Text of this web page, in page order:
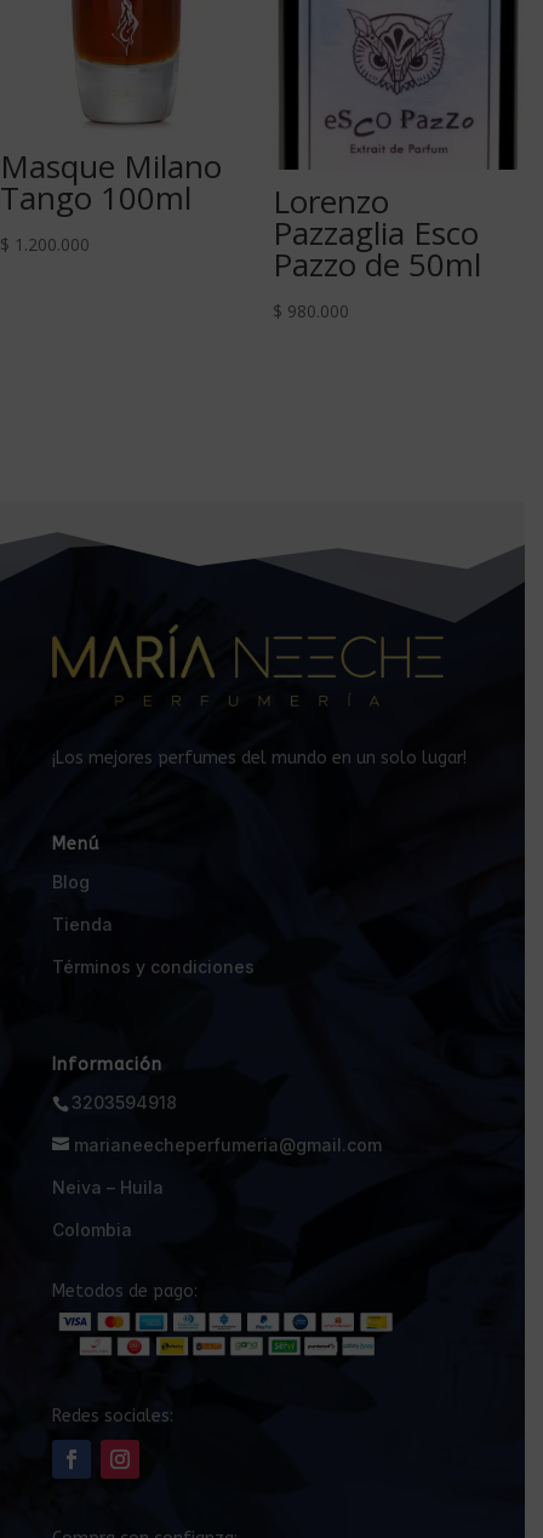
Masque Milano
Tango 100ml
$ 1.200.000
Lorenzo
Pazzaglia Esco
Pazzo de 50ml
$ 980.000
¡Los mejores perfumes del mundo en un solo lugar!
Menú
Blog
Tienda
Términos y condiciones
Información
3203594918
marianeecheperfumeria@gmail.com
Neiva – Huila
Colombia
Metodos de pago:
Redes sociales: